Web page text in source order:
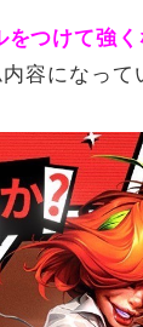
つけて強
容になって